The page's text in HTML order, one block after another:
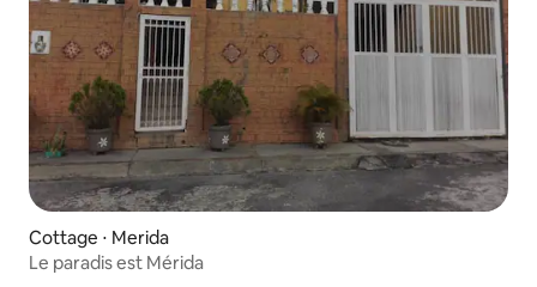
Cottage ⋅ Merida
Le paradis est Mérida